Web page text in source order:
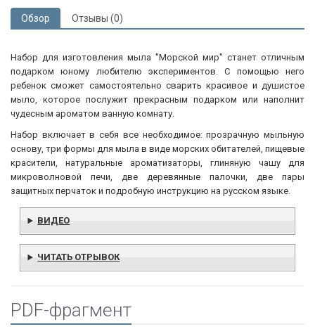
Обзор Отзывы (0)
Набор для изготовления мыла "Морской мир" станет отличным
подарком юному любителю экспериментов. С помощью него
ребенок сможет самостоятельно сварить красивое и душистое
мыло, которое послужит прекрасным подарком или наполнит
чудесным ароматом ванную комнату.
Набор включает в себя все необходимое: прозрачную мыльную
основу, три формы для мыла в виде морских обитателей, пищевые
красители, натуральные ароматизаторы, глиняную чашу для
микроволновой печи, две деревянные палочки, две пары
защитных перчаток и подробную инструкцию на русском языке.
ВИДЕО
ЧИТАТЬ ОТРЫВОК
PDF-фрагмент